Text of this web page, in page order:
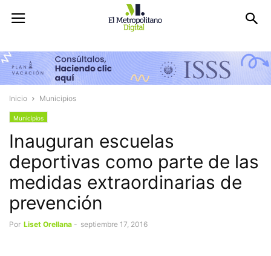
Inicio Municipios
Municipios
Inauguran escuelas
deportivas como parte de las
medidas extraordinarias de
prevención
Por Liset Orellana - septiembre 17, 2016